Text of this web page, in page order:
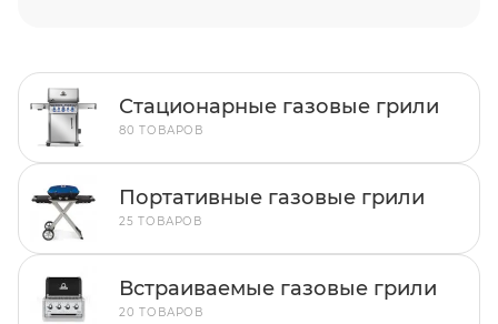
Стационарные газовые грили
80 ТОВАРОВ
Портативные газовые грили
25 ТОВАРОВ
Встраиваемые газовые грили
20 ТОВАРОВ